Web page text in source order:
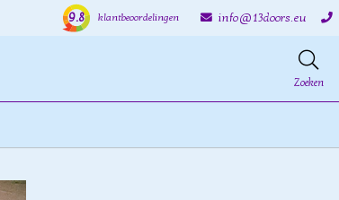
9.8 klantbeoordelingen info@13doors.eu
Zoeken